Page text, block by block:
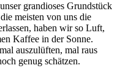
grandioses Grundstück
meisten von uns die
haben wir so Luft,
Kaffee in der Sonne.
auszulüften, mal raus
genug schätzen.